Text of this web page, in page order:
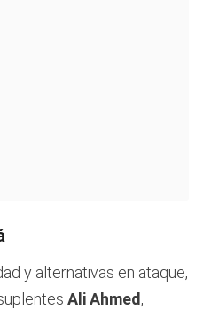
y alternativas en ataque,
Ali Ahmed,